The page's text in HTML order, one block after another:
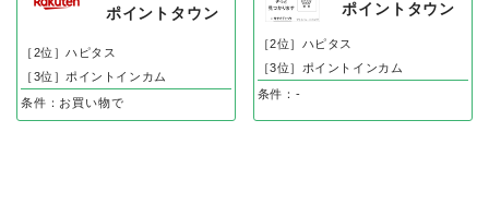
ポイントタウン
［2位］ハピタス
［3位］ポイントインカム
条件：お買い物で
ポイントタウン
［2位］ハピタス
［3位］ポイントインカム
条件：-